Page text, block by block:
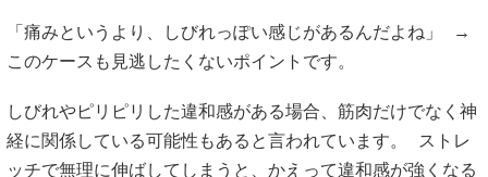
「痛みというより、しびれっぽい感じがあるんだよね」 →
このケースも見逃したくないポイントです。
しびれやピリピリした違和感がある場合、筋肉だけでなく神
経に関係している可能性もあると言われています。 ストレ
ッチで無理に伸ばしてしまうと、かえって違和感が強くなる